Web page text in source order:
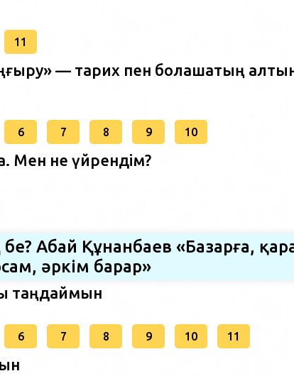
11
— тарих пен болашақтың
6 7 8 9 10
Мен не үйрендім?
бе? Абай Құнанбаев «Базарға,
әркім барар»
таңдаймын
6 7 8 9 10 11